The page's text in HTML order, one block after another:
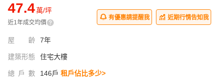
47.4萬/坪
近1年成交均價
有優惠請提醒我 近期行情告知我
屋齡 7年
建築形態 住宅大樓
總戶數 146戶 租戶佔比多少>